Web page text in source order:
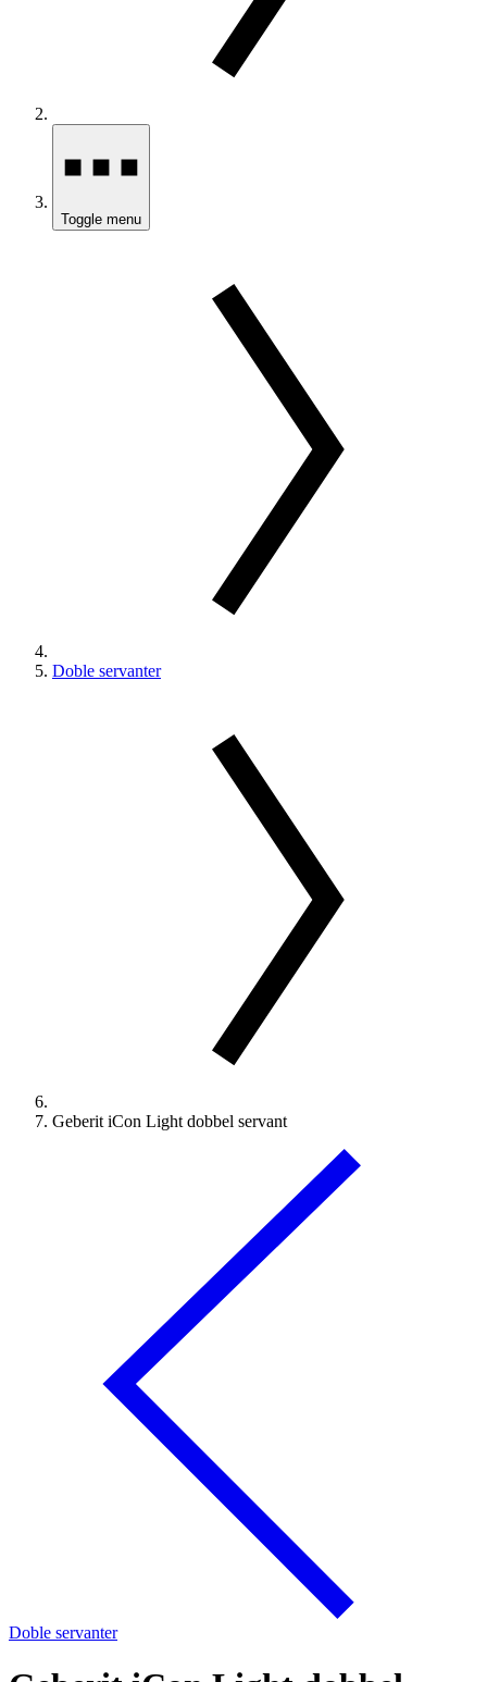
Toggle menu
Doble servanter
Geberit iCon Light dobbel servant
Doble servanter